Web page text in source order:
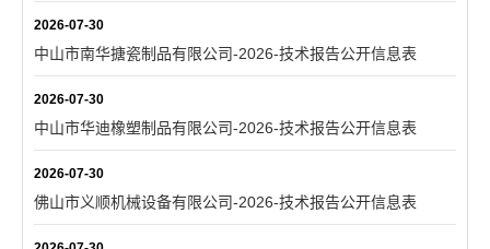
2026-07-30
中山市南华搪瓷制品有限公司-2026-技术报告公开信息表
2026-07-30
中山市华迪橡塑制品有限公司-2026-技术报告公开信息表
2026-07-30
佛山市义顺机械设备有限公司-2026-技术报告公开信息表